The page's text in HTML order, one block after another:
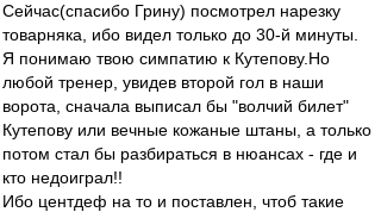
Сейчас(спасибо Грину) посмотрел нарезку
товарняка, ибо видел только до 30-й минуты.
Я понимаю твою симпатию к Кутепову.Но
любой тренер, увидев второй гол в наши
ворота, сначала выписал бы "волчий билет"
Кутепову или вечные кожаные штаны, а только
потом стал бы разбираться в нюансах - где и
кто недоиграл!!
Ибо центдеф на то и поставлен, чтоб такие